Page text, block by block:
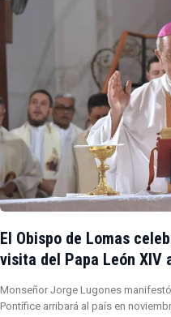
El Obispo de Lomas
visita del Papa León XIV
Monseñor Jorge Lugones
Pontífice arribará al país en